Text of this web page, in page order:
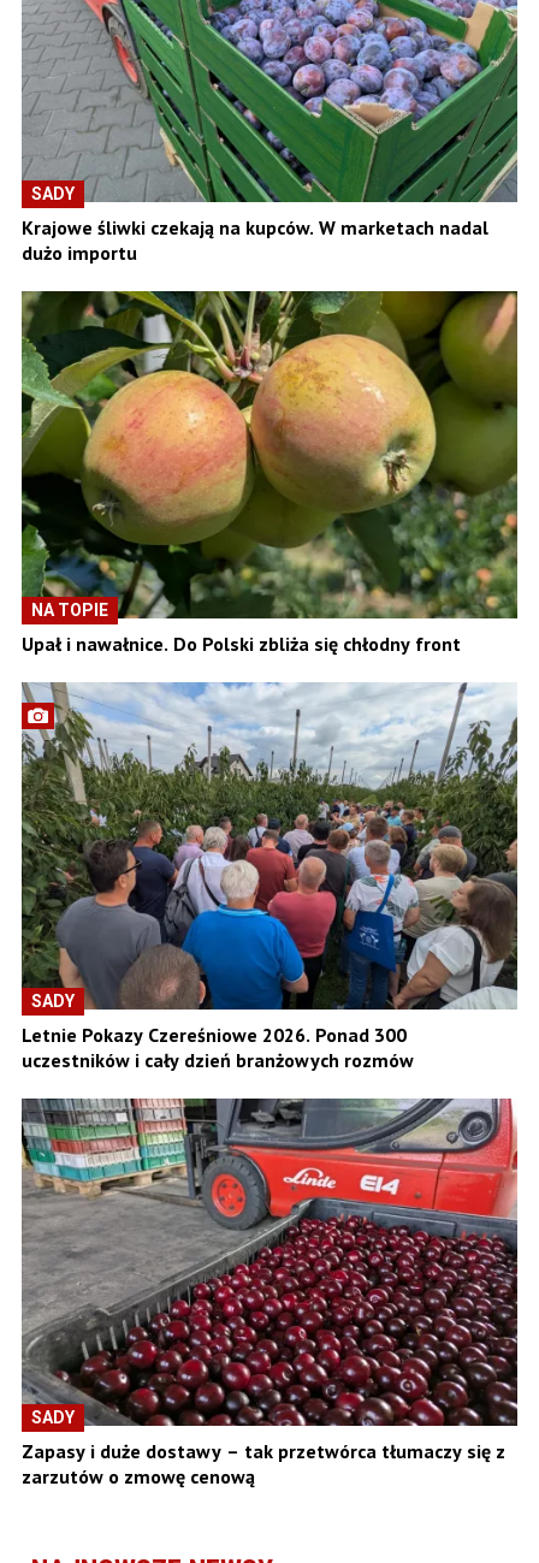
SADY
Krajowe śliwki czekają na kupców. W marketach nadal
dużo importu
NA TOPIE
Upał i nawałnice. Do Polski zbliża się chłodny front
SADY
Letnie Pokazy Czereśniowe 2026. Ponad 300
uczestników i cały dzień branżowych rozmów
SADY
Zapasy i duże dostawy – tak przetwórca tłumaczy się z
zarzutów o zmowę cenową